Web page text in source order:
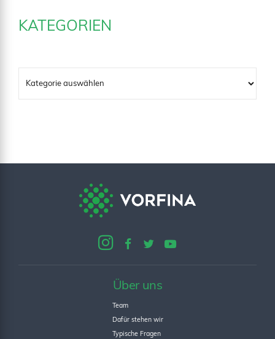
KATEGORIEN
Über uns
Team
Dafür stehen wir
Typische Fragen